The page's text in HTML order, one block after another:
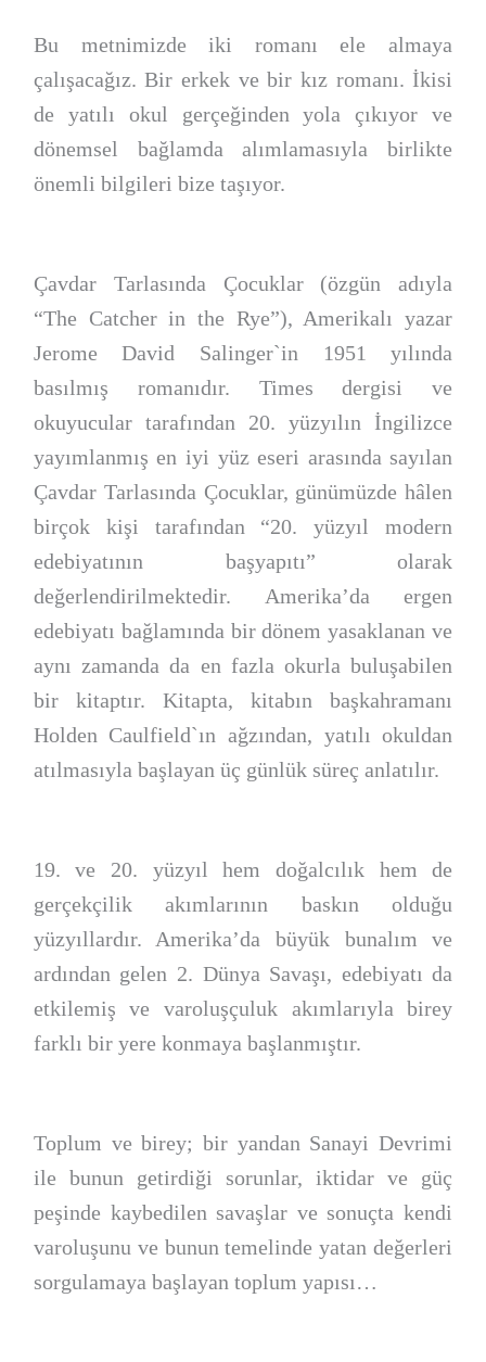
Bu metnimizde iki romanı ele almaya
çalışacağız. Bir erkek ve bir kız romanı. İkisi
de yatılı okul gerçeğinden yola çıkıyor ve
dönemsel bağlamda alımlamasıyla birlikte
önemli bilgileri bize taşıyor.
Çavdar Tarlasında Çocuklar (özgün adıyla
“The Catcher in the Rye”), Amerikalı yazar
Jerome David Salinger`in 1951 yılında
basılmış romanıdır. Times dergisi ve
okuyucular tarafından 20. yüzyılın İngilizce
yayımlanmış en iyi yüz eseri arasında sayılan
Çavdar Tarlasında Çocuklar, günümüzde hâlen
birçok kişi tarafından “20. yüzyıl modern
edebiyatının başyapıtı” olarak
değerlendirilmektedir. Amerika’da ergen
edebiyatı bağlamında bir dönem yasaklanan ve
aynı zamanda da en fazla okurla buluşabilen
bir kitaptır. Kitapta, kitabın başkahramanı
Holden Caulfield`ın ağzından, yatılı okuldan
atılmasıyla başlayan üç günlük süreç anlatılır.
19. ve 20. yüzyıl hem doğalcılık hem de
gerçekçilik akımlarının baskın olduğu
yüzyıllardır. Amerika’da büyük bunalım ve
ardından gelen 2. Dünya Savaşı, edebiyatı da
etkilemiş ve varoluşçuluk akımlarıyla birey
farklı bir yere konmaya başlanmıştır.
Toplum ve birey; bir yandan Sanayi Devrimi
ile bunun getirdiği sorunlar, iktidar ve güç
peşinde kaybedilen savaşlar ve sonuçta kendi
varoluşunu ve bunun temelinde yatan değerleri
sorgulamaya başlayan toplum yapısı…